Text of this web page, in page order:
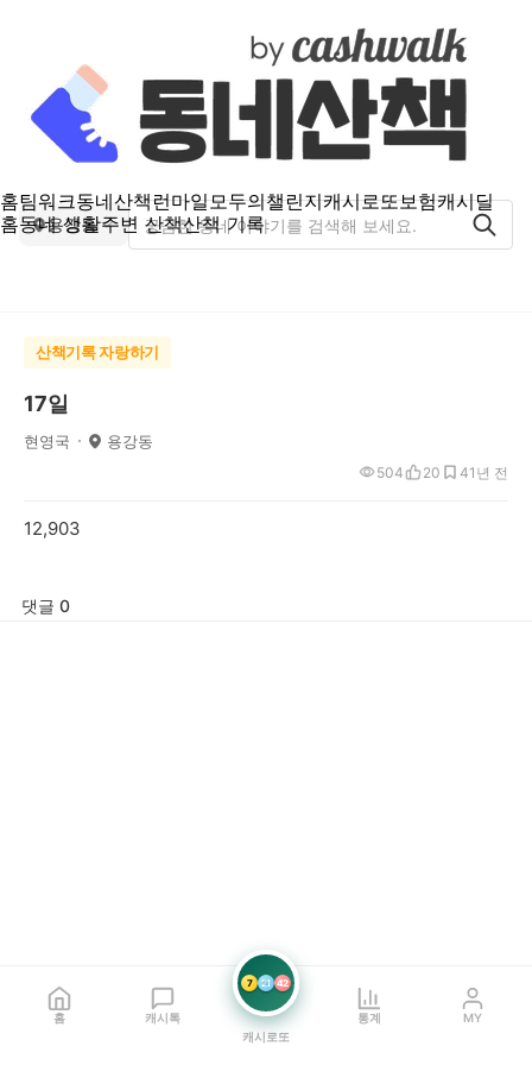
홈팀워크동네산책런마일모두의챌린지캐시로또보험캐시딜
홈동네 생활주변 산책산책 기록
용강동
산책기록 자랑하기
17일
현영국 용강동
1년 전
504 20 4
12,903
댓글 0
홈 캐시톡
7 21 42
캐시로또
통계 MY